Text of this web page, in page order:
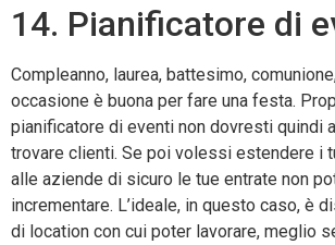
14. Pianificatore di
Compleanno, laurea, battesimo,
occasione è buona per fare una festa.
pianificatore di eventi non dovresti quindi
trovare clienti. Se poi volessi estendere i
alle aziende di sicuro le tue entrate non
incrementare. L’ideale, in questo caso, è
di location con cui poter lavorare, meglio